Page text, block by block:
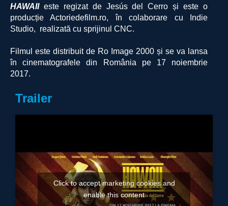
HAWAII este regizat de Jesús del Cerro și este o
producție Actoriedefilm.ro, în colaborare cu Indie
Studio, realizată cu sprijinul CNC.
Filmul este distribuit de Ro Image 2000 și se va lansa
în cinematografele din România pe 17 noiembrie
2017.
Trailer
Click to accept marketing cookies and
enable this content